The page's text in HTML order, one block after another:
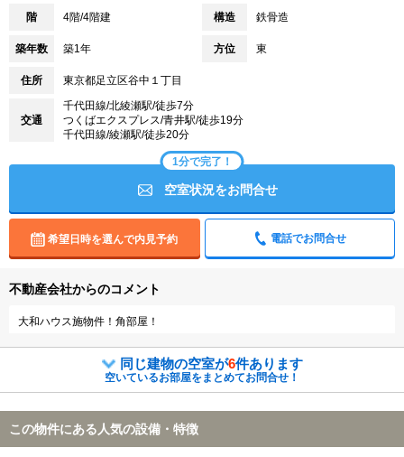
階 4階/4階建 構造 鉄骨造
築年数 築1年 方位 東
住所 東京都足立区谷中１丁目
交通
千代田線/北綾瀬駅/徒歩7分
つくばエクスプレス/青井駅/徒歩19分
千代田線/綾瀬駅/徒歩20分
1分で完了！
空室状況をお問合せ
希望日時を選んで内見予約 電話でお問合せ
不動産会社からのコメント
大和ハウス施物件！角部屋！
同じ建物の空室が6件あります
空いているお部屋をまとめてお問合せ！
この物件にある人気の設備・特徴